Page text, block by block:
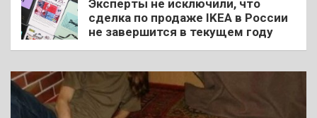
Эксперты не исключили, что
сделка по продаже IKEA в России
не завершится в текущем году